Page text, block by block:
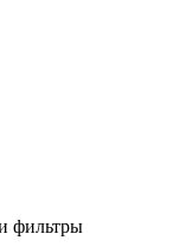
фильтры